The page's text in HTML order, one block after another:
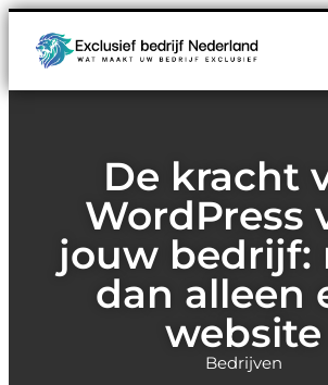
De kracht
WordPress
jouw bedrijf:
dan alleen
website
Bedrijven